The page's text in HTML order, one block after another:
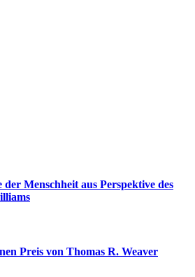
Menschheit aus Perspektive des
Preis von Thomas R. Weaver